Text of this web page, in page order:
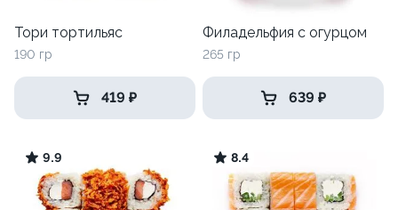
Тори тортильяс
190 гр
419 ₽
Филадельфия с огурцом
265 гр
639 ₽
9.9 8.4